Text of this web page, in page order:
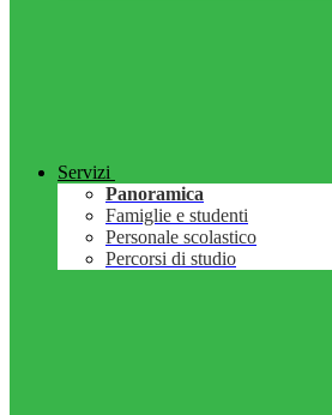
Servizi
Panoramica
Famiglie e studenti
Personale scolastico
Percorsi di studio